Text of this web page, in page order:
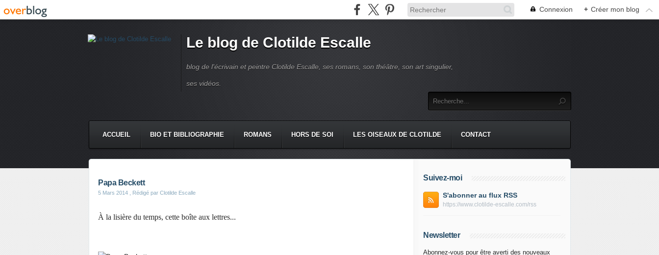
Connexion + Créer mon blog
Le blog de Clotilde Escalle
blog de l'écrivain et peintre Clotilde Escalle, ses romans, son théâtre, son art singulier,
ses vidéos.
ACCUEIL BIO ET BIBLIOGRAPHIE ROMANS HORS DE SOI LES OISEAUX DE CLOTILDE CONTACT
Papa Beckett
5 Mars 2014 , Rédigé par Clotilde Escalle
À la lisière du temps, cette boîte aux lettres...
Suivez-moi
S'abonner au flux RSS
https://www.clotilde-escalle.com/rss
Newsletter
Abonnez-vous pour être averti des nouveaux